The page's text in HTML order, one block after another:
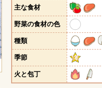
主な食材
野菜の食材の色
種類
季節
火と包丁